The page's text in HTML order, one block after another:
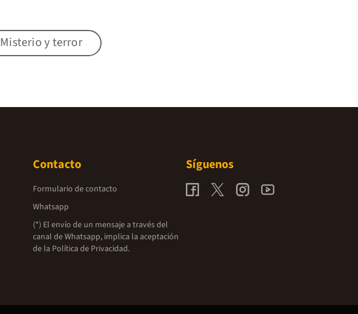
Misterio y terror
Contacto
Formulario de contacto
Whatsapp
(*) El envío de un mensaje a través del
canal de Whatsapp, implica la aceptación
de la Política de Privacidad.
Síguenos